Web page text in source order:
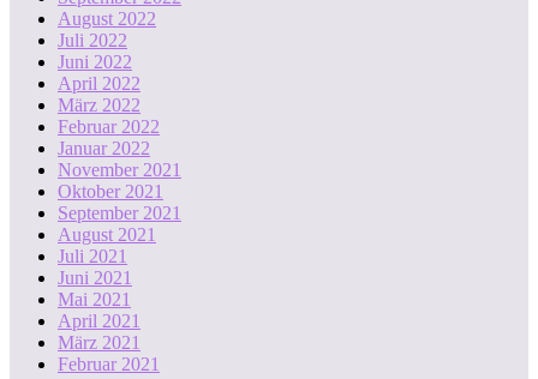
August 2022
Juli 2022
Juni 2022
April 2022
März 2022
Februar 2022
Januar 2022
November 2021
Oktober 2021
September 2021
August 2021
Juli 2021
Juni 2021
Mai 2021
April 2021
März 2021
Februar 2021